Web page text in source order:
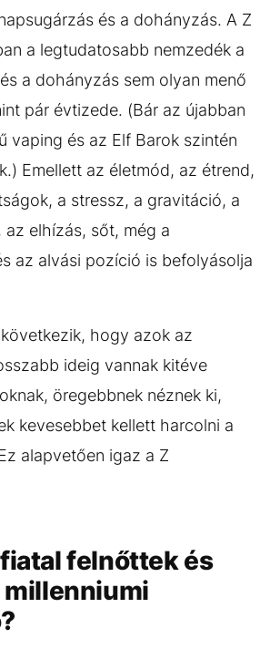
és a dohányzás. A Z
a legtudatosabb nemzedék a
a dohányzás sem olyan menő
pár évtizede. (Bár az újabban
vaping és az Elf Barok szintén
Emellett az életmód, az étrend,
a stressz, a gravitáció, a
az elhízás, sőt, még a
az alvási pozíció is befolyásolja
hogy azok az
ideig vannak kitéve
öregebbnek néznek ki,
kevesebbet kellett harcolni a
alapvetően igaz a Z
felnőttek és